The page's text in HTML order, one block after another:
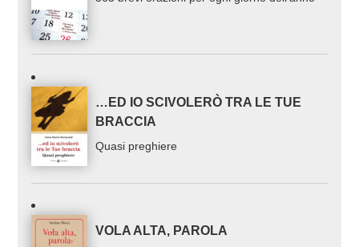
…ED IO SCIVOLERÒ TRA LE TUE
BRACCIA
Quasi preghiere
VOLA ALTA, PAROLA